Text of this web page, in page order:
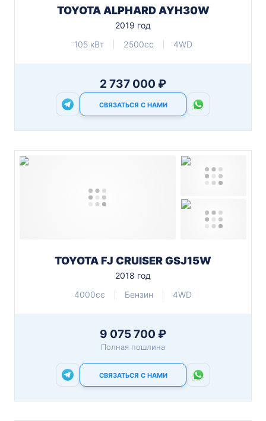
TOYOTA ALPHARD AYH30W
2019 год
105 кВт
2500cc 4WD
2 737 000 ₽
СВЯЗАТЬСЯ С НАМИ
TOYOTA FJ CRUISER GSJ15W
2018 год
4000cc
Бензин 4WD
9 075 700 ₽
Полная пошлина
СВЯЗАТЬСЯ С НАМИ